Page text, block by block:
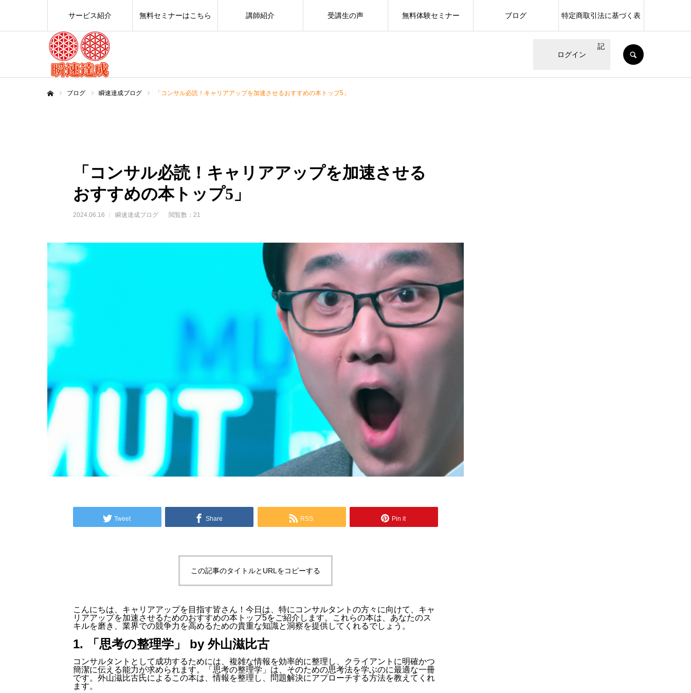
ログイン
サービス紹介 無料セミナーはこちら 講師紹介 受講生の声 無料体験セミナー ブログ 特定商取引法に基づく表
記
ブログ 瞬速達成ブログ 「コンサル必読！キャリアアップを加速させるおすすめの本トップ5」
「コンサル必読！キャリアアップを加速させる
おすすめの本トップ5」
2024.06.16 瞬速達成ブログ 閲覧数：21
Tweet Share RSS Pin it
この記事のタイトルとURLをコピーする
こんにちは、キャリアアップを目指す皆さん！今日は、特にコンサルタントの方々に向けて、キャ
リアアップを加速させるためのおすすめの本トップ5をご紹介します。これらの本は、あなたのス
キルを磨き、業界での競争力を高めるための貴重な知識と洞察を提供してくれるでしょう。
1. 「思考の整理学」 by 外山滋比古
コンサルタントとして成功するためには、複雑な情報を効率的に整理し、クライアントに明確かつ
簡潔に伝える能力が求められます。「思考の整理学」は、そのための思考法を学ぶのに最適な一冊
です。外山滋比古氏によるこの本は、情報を整理し、問題解決にアプローチする方法を教えてくれ
ます。